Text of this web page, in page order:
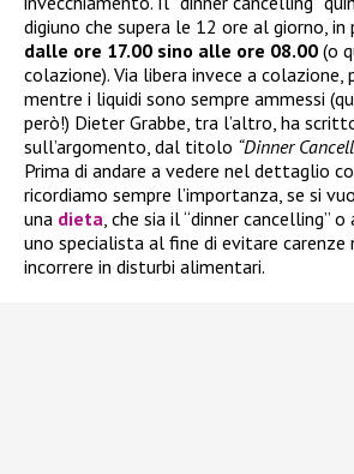
digiuno che supera le 12 ore al giorno, in
dalle ore 17.00 sino alle ore 08.00 (o
colazione). Via libera invece a colazione,
mentre i liquidi sono sempre ammessi
però!) Dieter Grabbe, tra l’altro, ha
sull’argomento, dal titolo “Dinner
Prima di andare a vedere nel dettaglio
ricordiamo sempre l’importanza, se si
una dieta , che sia il “dinner cancelling”
uno specialista al fine di evitare carenze
incorrere in disturbi alimentari.